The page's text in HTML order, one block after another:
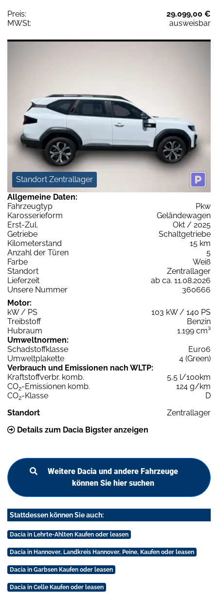
Preis:
29.099,00 €
MWSt:
ausweisbar
Standort Zentrallager
Allgemeine Daten:
Fahrzeugtyp
Pkw
Karosserieform
Geländewagen
Erst-Zul.
Okt / 2025
Getriebe
Schaltgetriebe
Kilometerstand
15 km
Anzahl der Türen
5
Farbe
Weiß
Standort
Zentrallager
Lieferzeit
ab ca. 11.08.2026
Unsere Nummer
360666
Motor:
kW / PS
103 kW / 140 PS
Treibstoff
Benzin
Hubraum
1.199 cm³
Umweltnormen:
Schadstoffklasse
Euro6
Umweltplakette
4 (Green)
Verbrauch und Emissionen nach WLTP:
Kraftstoffverbr. komb.
5,5 l/100km
CO2-Emissionen komb.
124 g/km
CO2-Klasse
D
Standort
Zentrallager
Details zum Dacia Bigster anzeigen
Weitere Dacia und andere Fahrzeuge
können Sie hier suchen
Stattdessen können Sie auch:
Dacia in Lehrte-Ahlten Kaufen oder leasen
Dacia in Hannover, Landkreis Hannover, Peine, Kaufen oder leasen
Dacia in Garbsen Kaufen oder leasen
Dacia in Celle Kaufen oder leasen